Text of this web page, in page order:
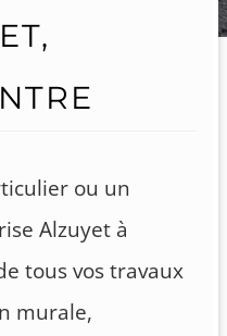
ou un
Alzuyet à
tous vos travaux
murale,